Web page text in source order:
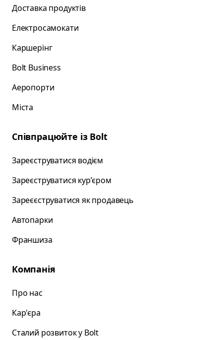
Доставка продуктів
Електросамокати
Каршерінг
Bolt Business
Аеропорти
Міста
Співпрацюйте із Bolt
Зареєструватися водієм
Зареєструватися курʼєром
Зареєєструватися як продавець
Автопарки
Франшиза
Компанія
Про нас
Кар'єра
Сталий розвиток у Bolt